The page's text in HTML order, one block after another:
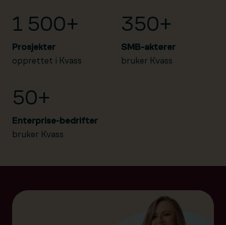
1 500+
Prosjekter
opprettet i Kvass
350+
SMB-aktører
bruker Kvass
50+
Enterprise-bedrifter
bruker Kvass